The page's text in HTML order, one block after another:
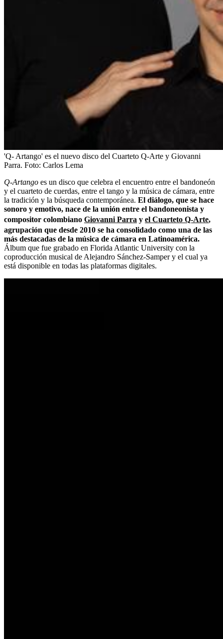
'Q- Artango' es el nuevo disco del Cuarteto Q-Arte y Giovanni
Parra. Foto: Carlos Lema
Q-Artango es un disco que celebra el encuentro entre el bandoneón
y el cuarteto de cuerdas, entre el tango y la música de cámara, entre
la tradición y la búsqueda contemporánea. El diálogo, que se hace
sonoro y emotivo, nace de la unión entre el bandoneonista y
compositor colombiano Giovanni Parra y el Cuarteto Q-Arte,
agrupación que desde 2010 se ha consolidado como una de las
más destacadas de la música de cámara en Latinoamérica.
Álbum que fue grabado en Florida Atlantic University con la
coproducción musical de Alejandro Sánchez-Samper y el cual ya
está disponible en todas las plataformas digitales.